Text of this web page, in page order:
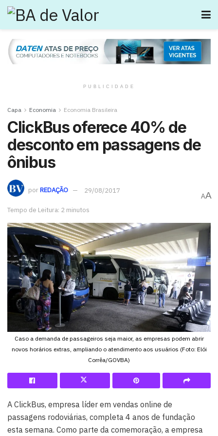
PUBLICIDADE
Capa Economia Economia Brasileira
ClickBus oferece 40% de
desconto em passagens de
ônibus
porREDAÇÃO 29/08/2017
Tempo de Leitura: 2 minutos
AA
Caso a demanda de passageiros seja maior, as empresas podem abrir
novos horários extras, ampliando o atendimento aos usuários (Foto: Elói
Corrêa/GOVBA)
A ClickBus, empresa líder em vendas online de
passagens rodoviárias, completa 4 anos de fundação
esta semana. Como parte da comemoração, a empresa